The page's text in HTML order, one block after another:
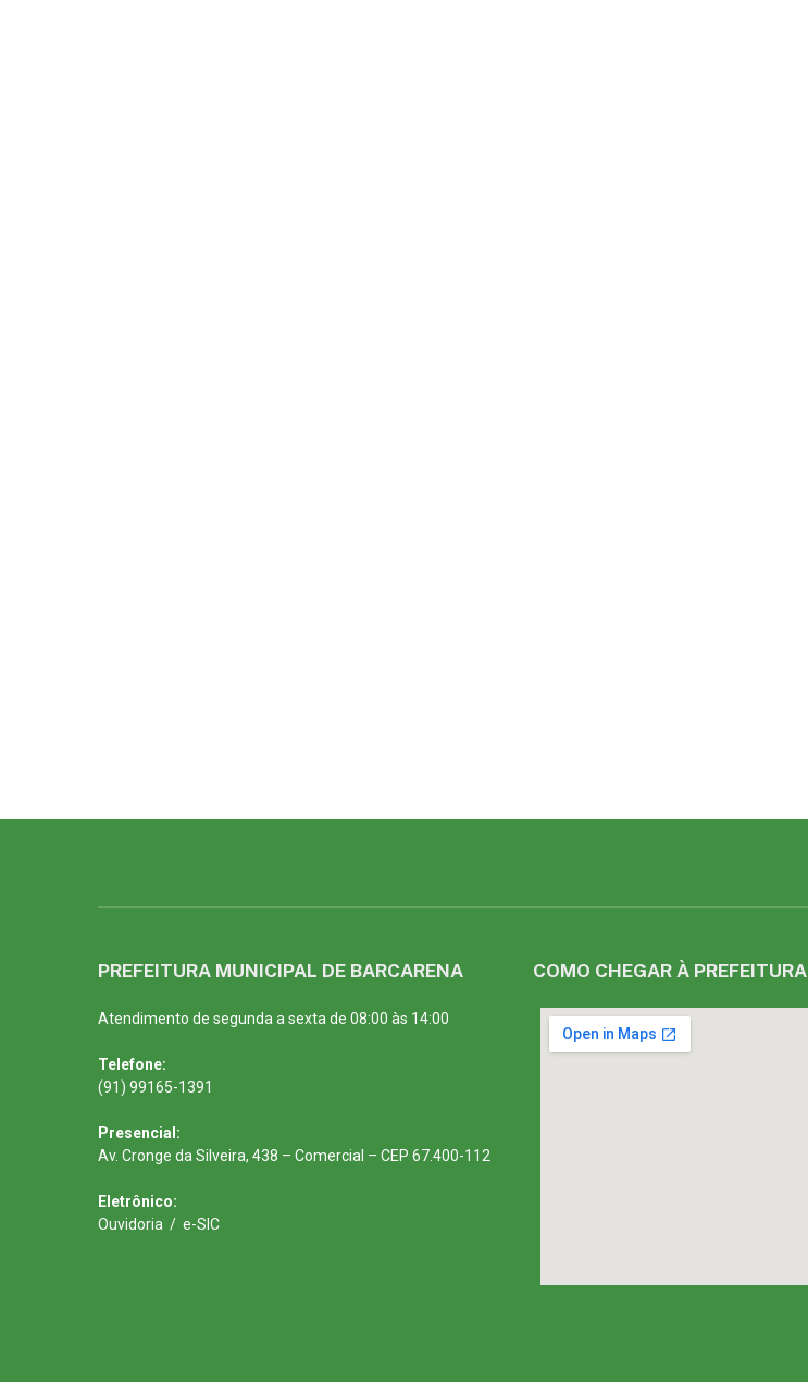
PREFEITURA MUNICIPAL DE BARCARENA
Atendimento de segunda a sexta de 08:00 às 14:00
Telefone:
(91) 99165-1391
Presencial:
Av. Cronge da Silveira, 438 – Comercial – CEP 67.400-112
Eletrônico:
Ouvidoria / e-SIC
COMO CHEGAR À PREFEITURA